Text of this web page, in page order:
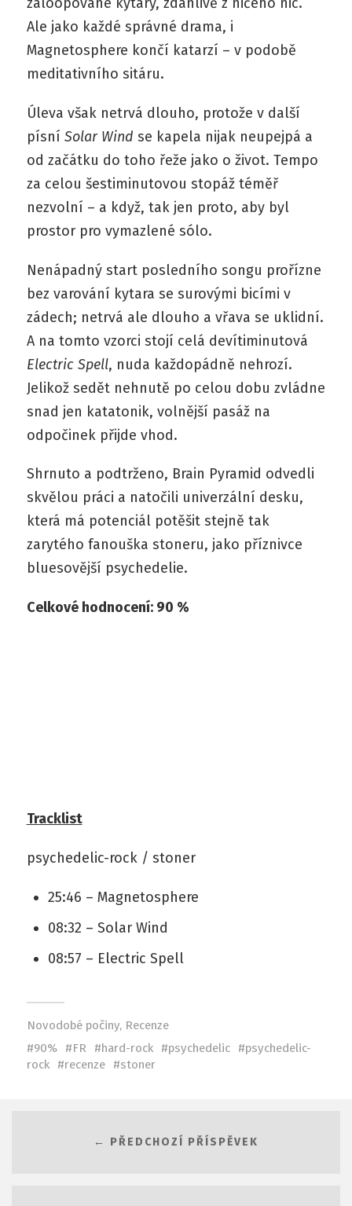
Ale jako každé správné drama, i
Magnetosphere končí katarzí – v podobě
meditativního sitáru.
Úleva však netrvá dlouho, protože v další
písní Solar Wind se kapela nijak neupejpá a
od začátku do toho řeže jako o život. Tempo
za celou šestiminutovou stopáž téměř
nezvolní – a když, tak jen proto, aby byl
prostor pro vymazlené sólo.
Nenápadný start posledního songu prořízne
bez varování kytara se surovými bicími v
zádech; netrvá ale dlouho a vřava se uklidní.
A na tomto vzorci stojí celá devítiminutová
Electric Spell, nuda každopádně nehrozí.
Jelikož sedět nehnutě po celou dobu zvládne
snad jen katatonik, volnější pasáž na
odpočinek přijde vhod.
Shrnuto a podtrženo, Brain Pyramid odvedli
skvělou práci a natočili univerzální desku,
která má potenciál potěšit stejně tak
zarytého fanouška stoneru, jako příznivce
bluesovější psychedelie.
Celkové hodnocení: 90 %
Tracklist
psychedelic-rock / stoner
25:46 – Magnetosphere
08:32 – Solar Wind
08:57 – Electric Spell
Novodobé počiny, Recenze
90%
FR hard-rock psychedelic
psychedelic-
rock
recenze stoner
← PŘEDCHOZÍ PŘÍSPĚVEK